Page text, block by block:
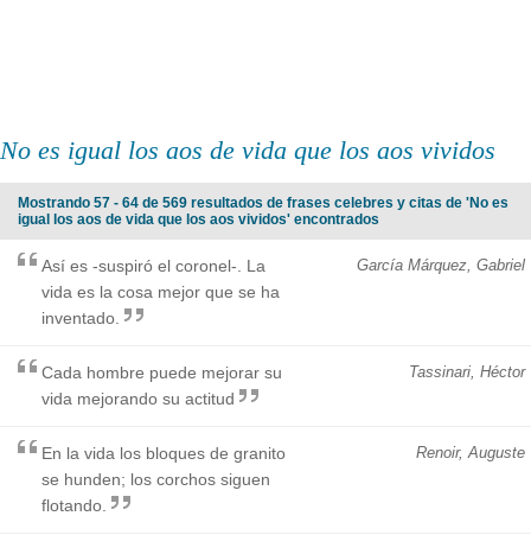
No es igual los aos de vida que los aos vividos
Mostrando 57 - 64 de 569 resultados de frases celebres y citas de 'No es
igual los aos de vida que los aos vividos' encontrados
García Márquez, Gabriel
Así es -suspiró el coronel-. La
vida es la cosa mejor que se ha
inventado.
Tassinari, Héctor
Cada hombre puede mejorar su
vida mejorando su actitud
Renoir, Auguste
En la vida los bloques de granito
se hunden; los corchos siguen
flotando.